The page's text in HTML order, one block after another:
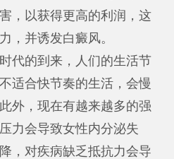
，以获得更高的利润，这
，并诱发白癜风。
的到来，人们的生活节
适合快节奏的生活，会慢
外，现在有越来越多的强
力会导致女性内分泌失
，对疾病缺乏抵抗力会导